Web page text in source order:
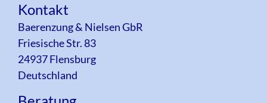
Kontakt
Baerenzung & Nielsen GbR
Friesische Str. 83
24937 Flensburg
Deutschland